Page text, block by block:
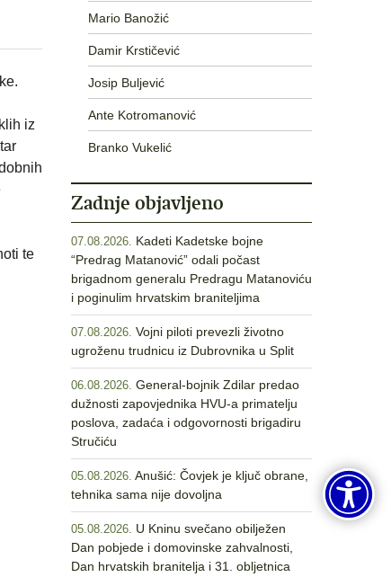
iz
te
Mario Banožić
Damir Krstičević
Josip Buljević
Ante Kotromanović
Branko Vukelić
Zadnje objavljeno
07.08.2026. Kadeti Kadetske bojne
“Predrag Matanović” odali počast
brigadnom generalu Predragu Matanoviću
i poginulim hrvatskim braniteljima
07.08.2026. Vojni piloti prevezli životno
ugroženu trudnicu iz Dubrovnika u Split
06.08.2026. General-bojnik Zdilar predao
dužnosti zapovjednika HVU-a primatelju
poslova, zadaća i odgovornosti brigadiru
Stručiću
05.08.2026. Anušić: Čovjek je ključ obrane,
tehnika sama nije dovoljna
05.08.2026. U Kninu svečano obilježen
Dan pobjede i domovinske zahvalnosti,
Dan hrvatskih branitelja i 31. obljetnica